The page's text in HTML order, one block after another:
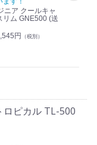
ニア クールキャ
リム GNE500 (送
円 （税別）
ロピカル TL-500